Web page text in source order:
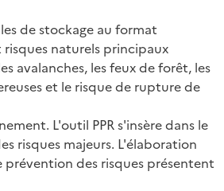
de stockage au format
risques naturels principaux
avalanches, les feux de forêt, les
et le risque de rupture de
L'outil PPR s'insère dans le
risques majeurs. L'élaboration
prévention des risques présentent